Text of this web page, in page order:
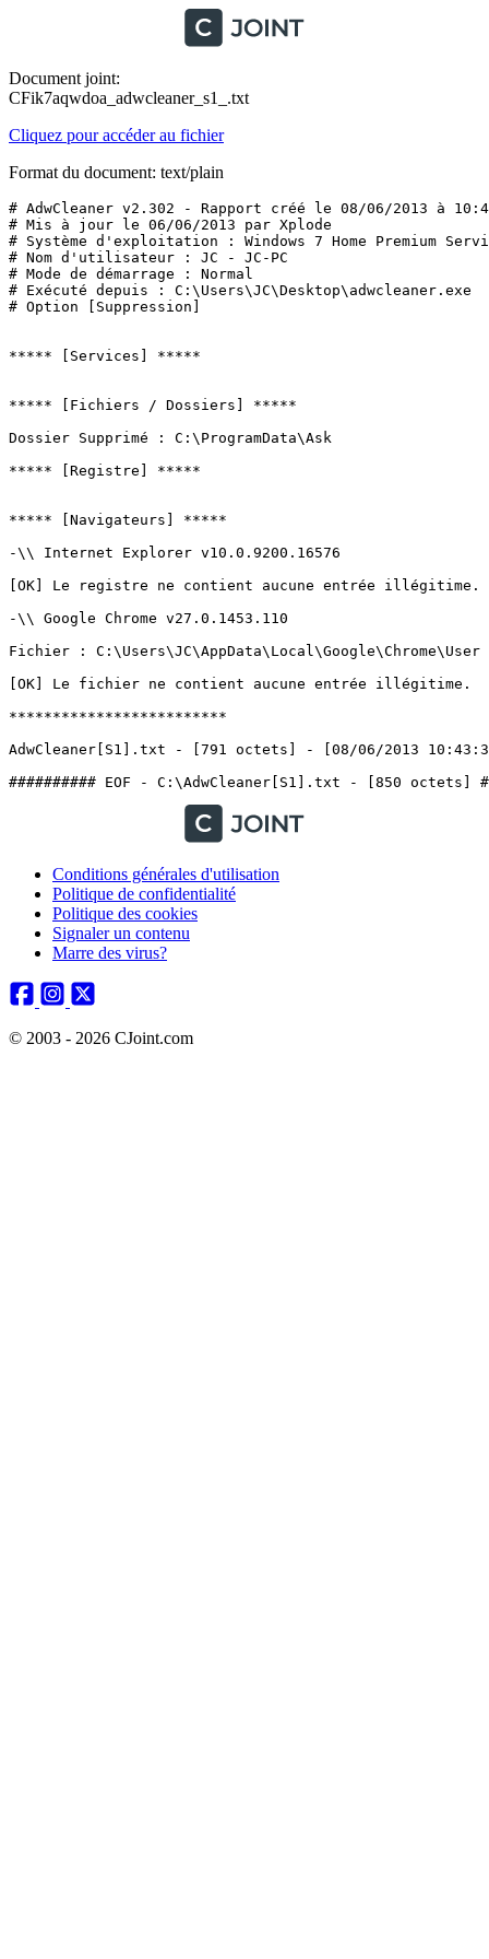
Document joint:
CFik7aqwdoa_adwcleaner_s1_.txt
Cliquez pour accéder au fichier
Format du document: text/plain
# AdwCleaner v2.302 - Rapport créé le 08/06/2013 à
# Mis à jour le 06/06/2013 par Xplode
# Système d'exploitation : Windows 7 Home Premium
# Nom d'utilisateur : JC - JC-PC
# Mode de démarrage : Normal
# Exécuté depuis : C:\Users\JC\Desktop\adwcleaner.exe
# Option [Suppression]
***** [Services] *****
***** [Fichiers / Dossiers] *****
Dossier Supprimé : C:\ProgramData\Ask
***** [Registre] *****
***** [Navigateurs] *****
-\\ Internet Explorer v10.0.9200.16576
[OK] Le registre ne contient aucune entrée illégitime.
-\\ Google Chrome v27.0.1453.110
Fichier :
[OK] Le fichier ne contient aucune entrée illégitime.
*************************
AdwCleaner[S1].txt - [791 octets] - [08/06/2013
Conditions générales d'utilisation
Politique de confidentialité
Politique des cookies
Signaler un contenu
Marre des virus?
© 2003 - 2026 CJoint.com